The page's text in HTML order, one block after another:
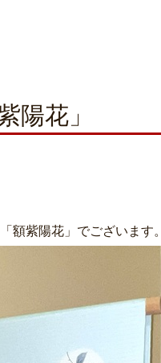
陽花」
額紫陽花」でございます。